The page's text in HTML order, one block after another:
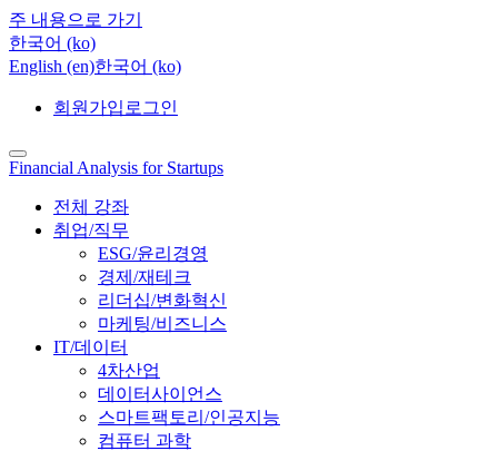
주 내용으로 가기
한국어 ‎(ko)‎
English ‎(en)‎한국어 ‎(ko)‎
회원가입 로그인
Financial Analysis for Startups
전체 강좌
취업/직무
ESG/윤리경영
경제/재테크
리더십/변화혁신
마케팅/비즈니스
IT/데이터
4차산업
데이터사이언스
스마트팩토리/인공지능
컴퓨터 과학